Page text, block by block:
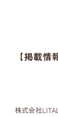
【掲載
株式会社